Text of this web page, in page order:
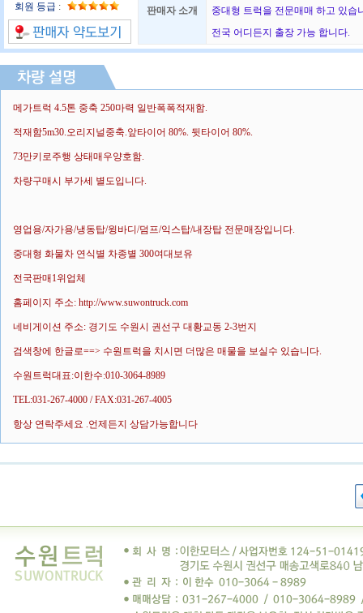
회원 등급 : 판매자 소개
중대형 트럭을 전문매매 하고 있습
전국 어디든지 출장 가능 합니다.
메가트럭 4.5톤 중축 250마력 일반폭폭적재함.
적재함5m30.오리지널중축.앞타이어 80%. 뒷타이어 80%.
73만키로주행 상태매우양호함.
차량구매시 부가세 별도입니다.
영업용/자가용/냉동탑/윙바디/덤프/익스탑/내장탑 전문매장입니다.
중대형 화물차 연식별 차종별 300여대보유
전국판매1위업체
홈페이지 주소: http://www.suwontruck.com
네비게이션 주소: 경기도 수원시 권선구 대황교동 2-3번지
검색창에 한글로==> 수원트럭을 치시면 더많은 매물을 보실수 있습니다.
수원트럭대표:이한수:010-3064-8989
TEL:031-267-4000 / FAX:031-267-4005
항상 연락주세요 .언제든지 상담가능합니다